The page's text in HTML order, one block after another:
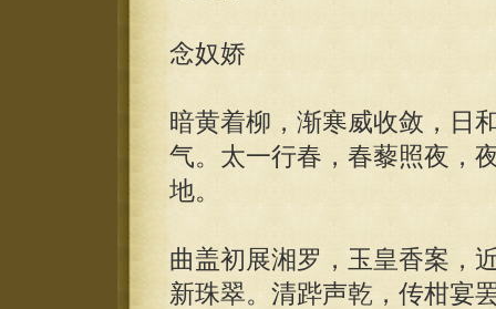
念奴娇
暗黄着柳，渐寒威收敛，日
气。太一行春，春藜照夜，
地。
曲盖初展湘罗，玉皇香案，
新珠翠。清跸声乾，传柑宴